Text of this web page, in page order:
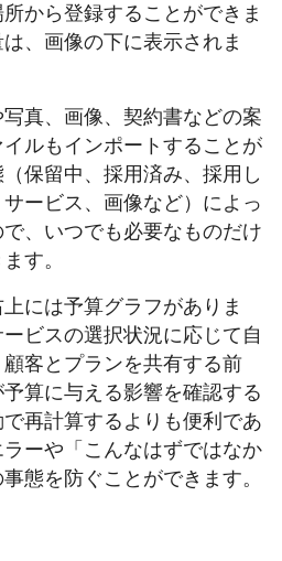
から登録することができま
、画像の下に表示されま
写真、画像、契約書などの案
ルもインポートすることが
保留中、採用済み、採用し
ービス、画像など）によっ
、いつでも必要なものだけ
す。
には予算グラフがありま
ビスの選択状況に応じて自
客とプランを共有する前
算に与える影響を確認する
再計算するよりも便利であ
ーや「こんなはずではなか
態を防ぐことができます。